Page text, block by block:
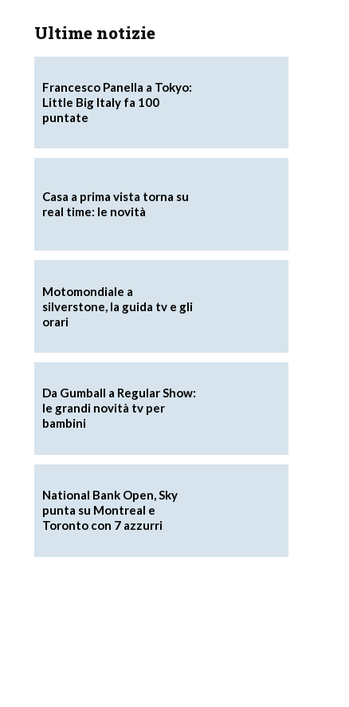
Ultime notizie
Francesco Panella a Tokyo:
Little Big Italy fa 100
puntate
Casa a prima vista torna su
real time: le novità
Motomondiale a
silverstone, la guida tv e gli
orari
Da Gumball a Regular Show:
le grandi novità tv per
bambini
National Bank Open, Sky
punta su Montreal e
Toronto con 7 azzurri